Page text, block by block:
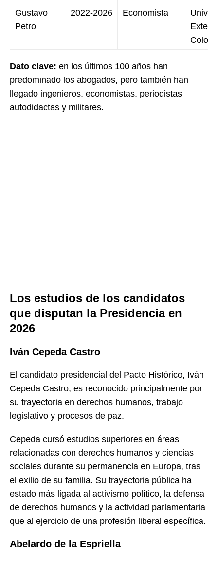
Gustavo
Petro
2022-2026 Economista
Dato clave: en los últimos 100 años han
predominado los abogados, pero también han
llegado ingenieros, economistas, periodistas
autodidactas y militares.
Los estudios de los candidatos
que disputan la Presidencia en
2026
Iván Cepeda Castro
El candidato presidencial del Pacto Histórico, Iván
Cepeda Castro, es reconocido principalmente por
su trayectoria en derechos humanos, trabajo
legislativo y procesos de paz.
Cepeda cursó estudios superiores en áreas
relacionadas con derechos humanos y ciencias
sociales durante su permanencia en Europa, tras
el exilio de su familia. Su trayectoria pública ha
estado más ligada al activismo político, la defensa
de derechos humanos y la actividad parlamentaria
que al ejercicio de una profesión liberal específica.
Abelardo de la Espriella